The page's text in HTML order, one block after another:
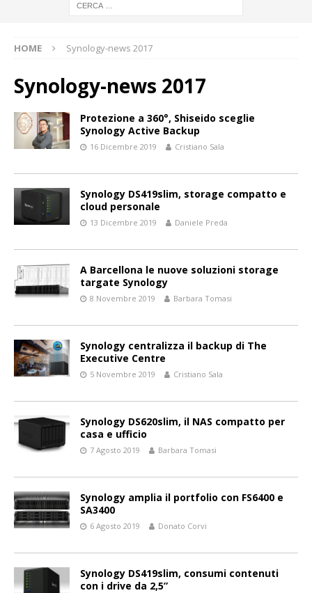
HOME Synology-news 2017
Synology-news 2017
Protezione a 360°, Shiseido sceglie
Synology Active Backup
16 Dicembre 2019 Cristiano Sala
Synology DS419slim, storage compatto e
cloud personale
13 Dicembre 2019 Daniele Preda
A Barcellona le nuove soluzioni storage
targate Synology
8 Novembre 2019 Barbara Tomasi
Synology centralizza il backup di The
Executive Centre
5 Novembre 2019 Cristiano Sala
Synology DS620slim, il NAS compatto per
casa e ufficio
7 Agosto 2019 Barbara Tomasi
Synology amplia il portfolio con FS6400 e
SA3400
6 Agosto 2019 Donato Corvi
Synology DS419slim, consumi contenuti
con i drive da 2,5”